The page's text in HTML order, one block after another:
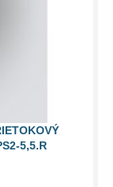
5,5.R